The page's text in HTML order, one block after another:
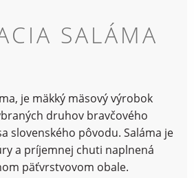
SALÁMA
je mäkký mäsový výrobok
druhov bravčového
slovenského pôvodu. Saláma je
a príjemnej chuti naplnená
päťvrstvovom obale.